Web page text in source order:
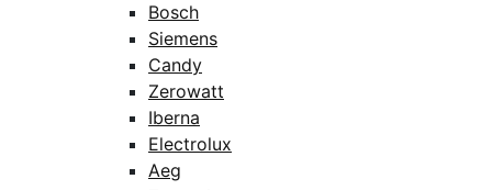
Bosch
Siemens
Candy
Zerowatt
Iberna
Electrolux
Aeg